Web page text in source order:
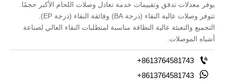
يوفر معدلات تدفق وتقييمات خدمة تعادل وصلات اللحام الأكبر حجمًا.
تتوفر وصلات عالية النقاء (درجة BA) وفائقة النقاء (درجة EP).
التجميع والتعبئة عالية النظافة مناسبة لمتطلبات النقاء العالي لصناعة
أشباه الموصلات.

+8613764581743

+8613764581743